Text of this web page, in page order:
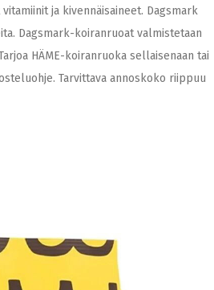
ja kivennäisaineet. Dagsmark
Dagsmark-koiranruoat valmistetaan
HÄME-koiranruoka sellaisenaan tai
Tarvittava annoskoko riippuu